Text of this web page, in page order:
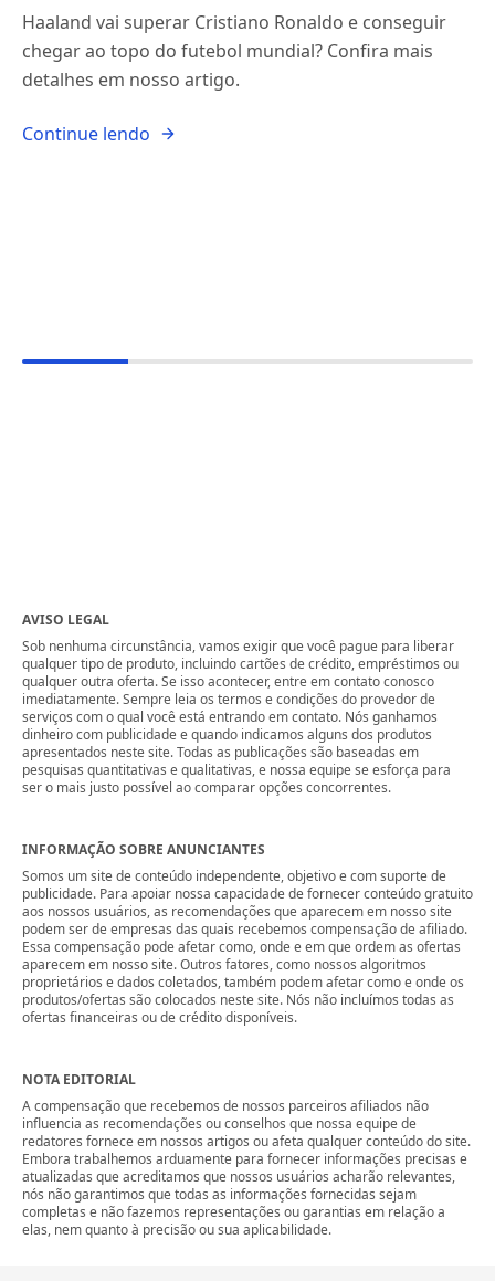
Haaland vai superar Cristiano Ronaldo e conseguir
chegar ao topo do futebol mundial? Confira mais
detalhes em nosso artigo.
Continue lendo
AVISO LEGAL
Sob nenhuma circunstância, vamos exigir que você pague para liberar
qualquer tipo de produto, incluindo cartões de crédito, empréstimos ou
qualquer outra oferta. Se isso acontecer, entre em contato conosco
imediatamente. Sempre leia os termos e condições do provedor de
serviços com o qual você está entrando em contato. Nós ganhamos
dinheiro com publicidade e quando indicamos alguns dos produtos
apresentados neste site. Todas as publicações são baseadas em
pesquisas quantitativas e qualitativas, e nossa equipe se esforça para
ser o mais justo possível ao comparar opções concorrentes.
INFORMAÇÃO SOBRE ANUNCIANTES
Somos um site de conteúdo independente, objetivo e com suporte de
publicidade. Para apoiar nossa capacidade de fornecer conteúdo gratuito
aos nossos usuários, as recomendações que aparecem em nosso site
podem ser de empresas das quais recebemos compensação de afiliado.
Essa compensação pode afetar como, onde e em que ordem as ofertas
aparecem em nosso site. Outros fatores, como nossos algoritmos
proprietários e dados coletados, também podem afetar como e onde os
produtos/ofertas são colocados neste site. Nós não incluímos todas as
ofertas financeiras ou de crédito disponíveis.
NOTA EDITORIAL
A compensação que recebemos de nossos parceiros afiliados não
influencia as recomendações ou conselhos que nossa equipe de
redatores fornece em nossos artigos ou afeta qualquer conteúdo do site.
Embora trabalhemos arduamente para fornecer informações precisas e
atualizadas que acreditamos que nossos usuários acharão relevantes,
nós não garantimos que todas as informações fornecidas sejam
completas e não fazemos representações ou garantias em relação a
elas, nem quanto à precisão ou sua aplicabilidade.